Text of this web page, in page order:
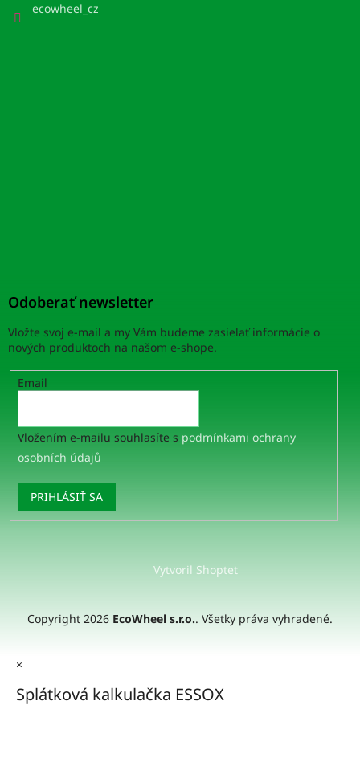
ecowheel_cz
Odoberať newsletter
Vložte svoj e-mail a my Vám budeme zasielať informácie o
nových produktoch na našom e-shope.
Email
Vložením e-mailu souhlasíte s podmínkami ochrany
osobních údajů
PRIHLÁSIŤ SA
Vytvoril Shoptet
Copyright 2026 EcoWheel s.r.o.. Všetky práva vyhradené.
×
Splátková kalkulačka ESSOX